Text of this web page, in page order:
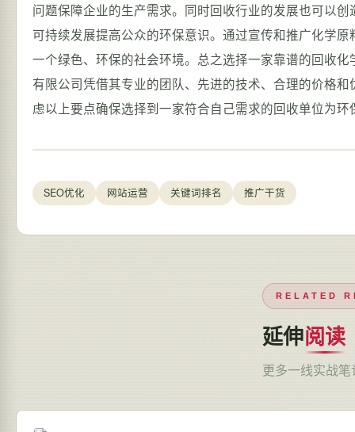
问题保障企业的生产需求。同时回收行业的发展也可以
可持续发展提高公众的环保意识。通过宣传和推广化学
一个绿色、环保的社会环境。总之选择一家靠谱的回收
有限公司凭借其专业的团队、先进的技术、合理的价格
虑以上要点确保选择到一家符合自己需求的回收单位为
SEO优化 网站运营 关键词排名 推广干货
RELATED
延伸阅读
更多一线实战